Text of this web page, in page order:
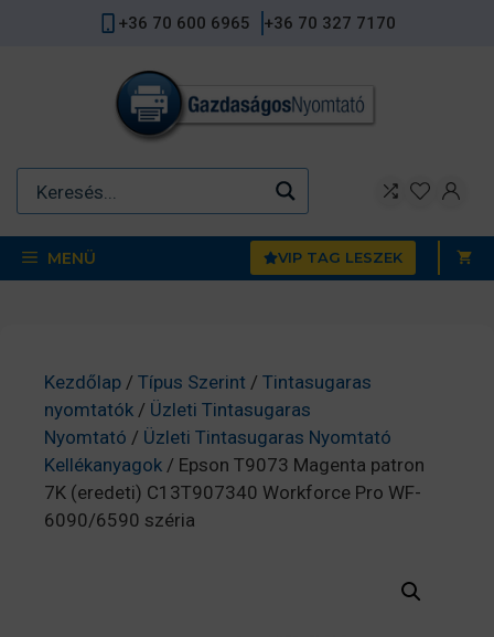
+36 70 600 6965 +36 70 327 7170
MENÜ VIP TAG LESZEK
Kezdőlap / Típus Szerint / Tintasugaras
nyomtatók / Üzleti Tintasugaras
Nyomtató / Üzleti Tintasugaras Nyomtató
Kellékanyagok / Epson T9073 Magenta patron
7K (eredeti) C13T907340 Workforce Pro WF-
6090/6590 széria